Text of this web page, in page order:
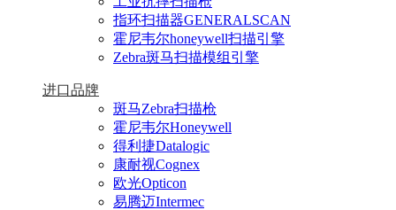
指环扫描器GENERALSCAN
霍尼韦尔honeywell扫描引擎
Zebra斑马扫描模组引擎
进口品牌
斑马Zebra扫描枪
霍尼韦尔Honeywell
得利捷Datalogic
康耐视Cognex
欧光Opticon
易腾迈Intermec